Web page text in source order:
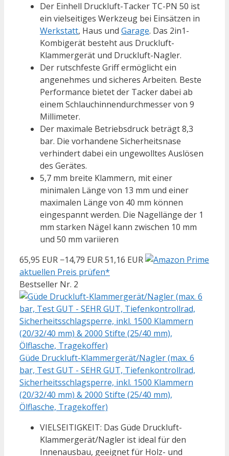
Der Einhell Druckluft-Tacker TC-PN 50 ist
ein vielseitiges Werkzeug bei Einsätzen in
Werkstatt, Haus und Garage. Das 2in1-
Kombigerät besteht aus Druckluft-
Klammergerät und Druckluft-Nagler.
Der rutschfeste Griff ermöglicht ein
angenehmes und sicheres Arbeiten. Beste
Performance bietet der Tacker dabei ab
einem Schlauchinnendurchmesser von 9
Millimeter.
Der maximale Betriebsdruck beträgt 8,3
bar. Die vorhandene Sicherheitsnase
verhindert dabei ein ungewolltes Auslösen
des Gerätes.
5,7 mm breite Klammern, mit einer
minimalen Länge von 13 mm und einer
maximalen Länge von 40 mm können
eingespannt werden. Die Nagellänge der 1
mm starken Nägel kann zwischen 10 mm
und 50 mm variieren
65,95 EUR −14,79 EUR51,16 EUR
aktuellen Preis prüfen*
Bestseller Nr. 2
Güde Druckluft-Klammergerät/Nagler (max. 6
bar, Test GUT - SEHR GUT, Tiefenkontrollrad,
Sicherheitsschlagsperre, inkl. 1500 Klammern
(20/32/40 mm) & 2000 Stifte (25/40 mm),
Ölflasche, Tragekoffer)
VIELSEITIGKEIT: Das Güde Druckluft-
Klammergerät/Nagler ist ideal für den
Innenausbau, geeignet für Holz- und